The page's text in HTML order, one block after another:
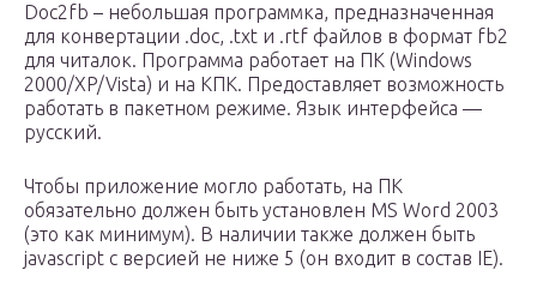
Doc2fb – небольшая программка, предназначенная
для конвертации .doc, .txt и .rtf файлов в формат fb2
для читалок. Программа работает на ПК (Windows
2000/XP/Vista) и на КПК. Предоставляет возможность
работать в пакетном режиме. Язык интерфейса —
русский.
Чтобы приложение могло работать, на ПК
обязательно должен быть установлен MS Word 2003
(это как минимум). В наличии также должен быть
javascript с версией не ниже 5 (он входит в состав IE).